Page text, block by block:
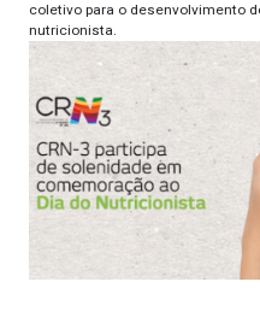
coletivo para o desenvolvimento
nutricionista.